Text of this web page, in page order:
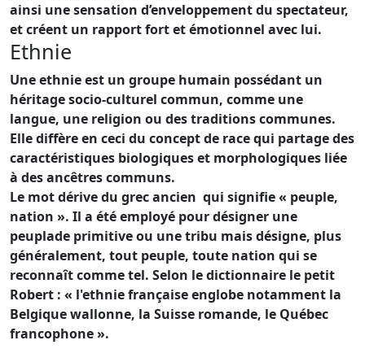
ainsi une sensation d’enveloppement du spectateur,
et créent un rapport fort et émotionnel avec lui.
Ethnie
Une ethnie est un groupe humain possédant un
héritage socio-culturel commun, comme une
langue, une religion ou des traditions communes.
Elle diffère en ceci du concept de race qui partage des
caractéristiques biologiques et morphologiques liée
à des ancêtres communs.
Le mot dérive du grec ancien qui signifie « peuple,
nation ». Il a été employé pour désigner une
peuplade primitive ou une tribu mais désigne, plus
généralement, tout peuple, toute nation qui se
reconnaît comme tel. Selon le dictionnaire le petit
Robert : « l'ethnie française englobe notamment la
Belgique wallonne, la Suisse romande, le Québec
francophone ».